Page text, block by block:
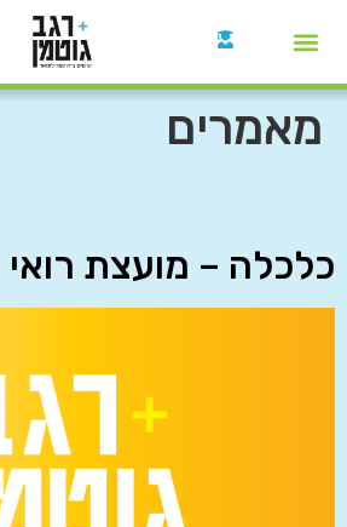
מאמרים
כלכלה – מועצת רואי